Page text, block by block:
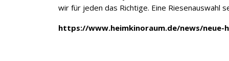
wir für jeden das Richtige. Eine Riesenauswahl
https://www.heimkinoraum.de/news/neue-